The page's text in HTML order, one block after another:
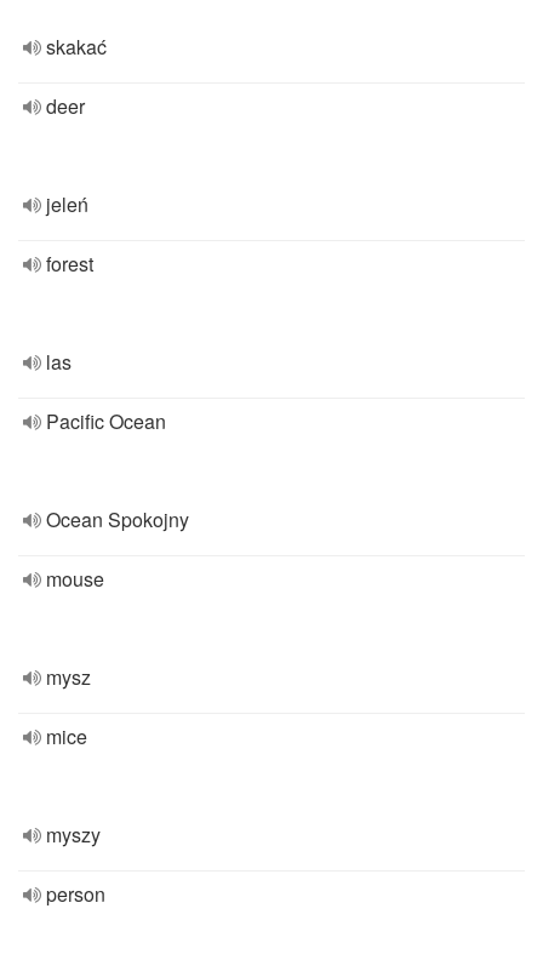
skakać
deer
jeleń
forest
las
Pacific Ocean
Ocean Spokojny
mouse
mysz
mice
myszy
person